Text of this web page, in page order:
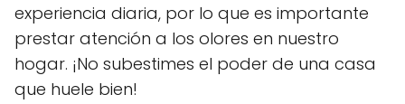
experiencia diaria, por lo que es importante
prestar atención a los olores en nuestro
hogar. ¡No subestimes el poder de una casa
que huele bien!